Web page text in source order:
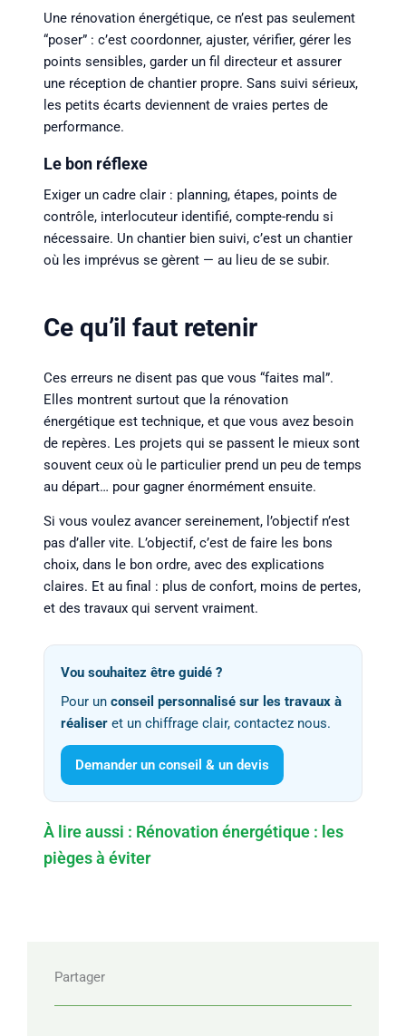
Une rénovation énergétique, ce n’est pas seulement
“poser” : c’est coordonner, ajuster, vérifier, gérer les
points sensibles, garder un fil directeur et assurer
une réception de chantier propre. Sans suivi sérieux,
les petits écarts deviennent de vraies pertes de
performance.
Le bon réflexe
Exiger un cadre clair : planning, étapes, points de
contrôle, interlocuteur identifié, compte-rendu si
nécessaire. Un chantier bien suivi, c’est un chantier
où les imprévus se gèrent — au lieu de se subir.
Ce qu’il faut retenir
Ces erreurs ne disent pas que vous “faites mal”.
Elles montrent surtout que la rénovation
énergétique est technique, et que vous avez besoin
de repères. Les projets qui se passent le mieux sont
souvent ceux où le particulier prend un peu de temps
au départ… pour gagner énormément ensuite.
Si vous voulez avancer sereinement, l’objectif n’est
pas d’aller vite. L’objectif, c’est de faire les bons
choix, dans le bon ordre, avec des explications
claires. Et au final : plus de confort, moins de pertes,
et des travaux qui servent vraiment.
Vou souhaitez être guidé ?
Pour un conseil personnalisé sur les travaux à
réaliser et un chiffrage clair, contactez nous.
Demander un conseil & un devis
À lire aussi : Rénovation énergétique : les
pièges à éviter
Partager